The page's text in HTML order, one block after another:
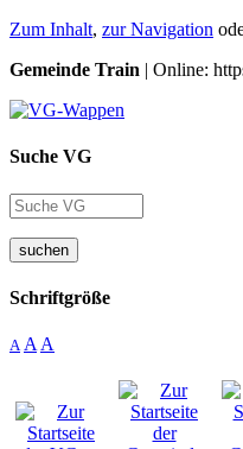
Zum Inhalt, zur Navigation
Gemeinde Train | Online:
Suche VG
suchen
Schriftgröße
A A A